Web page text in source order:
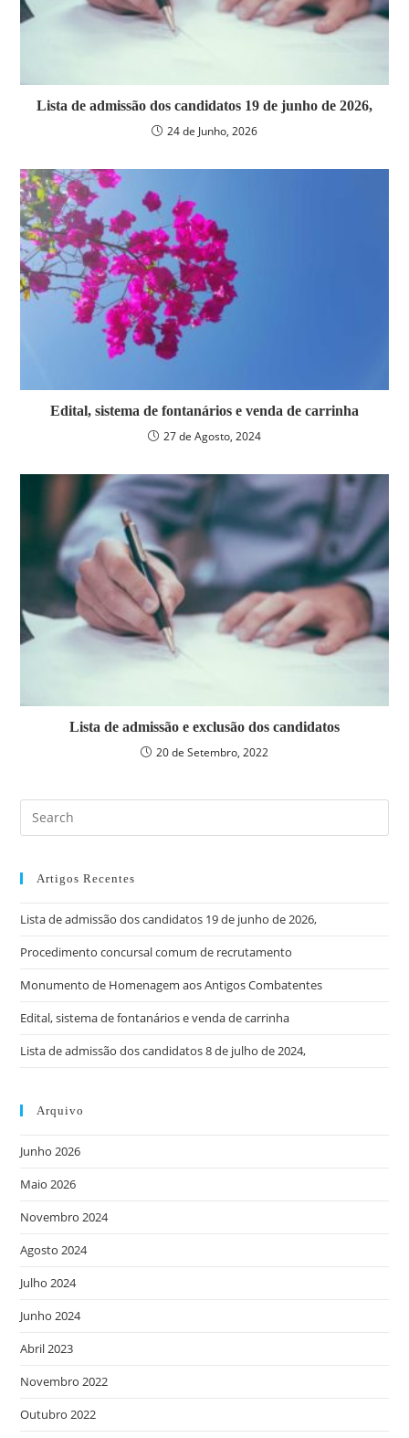
Lista de admissão dos candidatos 19 de junho de 2026,
24 de Junho, 2026
Edital, sistema de fontanários e venda de carrinha
27 de Agosto, 2024
Lista de admissão e exclusão dos candidatos
20 de Setembro, 2022
Artigos Recentes
Lista de admissão dos candidatos 19 de junho de 2026,
Procedimento concursal comum de recrutamento
Monumento de Homenagem aos Antigos Combatentes
Edital, sistema de fontanários e venda de carrinha
Lista de admissão dos candidatos 8 de julho de 2024,
Arquivo
Junho 2026
Maio 2026
Novembro 2024
Agosto 2024
Julho 2024
Junho 2024
Abril 2023
Novembro 2022
Outubro 2022